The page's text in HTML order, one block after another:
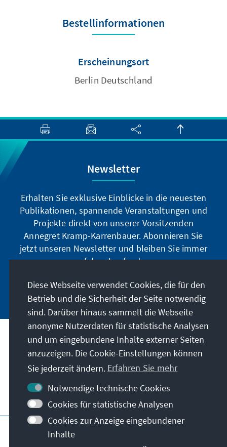
Bestellinformationen
Erscheinungsort
Berlin Deutschland
Newsletter
Erhalten Sie exklusive Einblicke in die neuesten
Publikationen, spannende Veranstaltungen und
Projekte direkt von unserer Vorsitzenden
Annegret Kramp-Karrenbauer. Abonnieren Sie
jetzt unseren Newsletter und bleiben Sie immer
auf dem Laufenden.
Jetzt abonnieren
Unser Auftrag
Kontakt
Weitere Angebote der Stiftung
Impressum
Datenschutz
Nutzungsbedingungen
Diese Webseite verwendet Cookies, die für den
Betrieb und die Sicherheit der Seite notwendig
sind. Darüber hinaus sammelt die Webseite
anonyme Nutzerdaten für statistische Analysen
und um eingebundene Inhalte externer Seiten
anzuzeigen. Die Cookie-Einstellungen können
Sie jederzeit ändern. Erfahren Sie mehr
Notwendige technische Cookies
Cookies für statistische Analysen
Cookies zur Anzeige eingebundener
Inhalte